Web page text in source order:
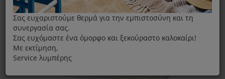
Σας ευχαριστούμε θερμά για την εμπιστοσύνη και τη
συνεργασία σας.
Σας ευχόμαστε ένα όμορφο και ξεκούραστο καλοκαίρι!
Με εκτίμηση,
Service λυμπέρης